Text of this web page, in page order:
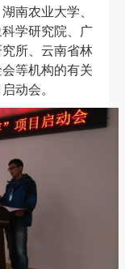
南农业大学、
学研究院、广
所、云南省林
等机构的有关
动会。